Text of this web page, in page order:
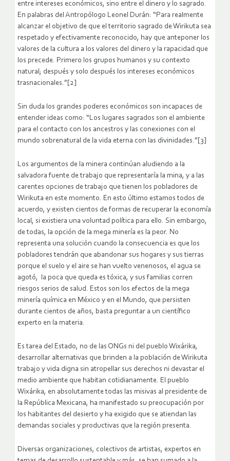
entre intereses económicos, sino entre el dinero y lo sagrado.
En palabras del Antropólogo Leonel Durán: “Para realmente
alcanzar el objetivo de que el territorio sagrado de Wirikuta sea
respetado y efectivamente reconocido, hay que anteponer los
valores de la cultura a los valores del dinero y la rapacidad que
los precede. Primero los grupos humanos y su contexto
natural; después y solo después los intereses económicos
trasnacionales.”[2]
Sin duda los grandes poderes económicos son incapaces de
entender ideas como: “Los lugares sagrados son el ambiente
para el contacto con los ancestros y las conexiones con el
mundo sobrenatural de la vida eterna con las divinidades.”[3]
Los argumentos de la minera continúan aludiendo a la
salvadora fuente de trabajo que representaría la mina, y a las
carentes opciones de trabajo que tienen los pobladores de
Wirikuta en este momento. En esto último estamos todos de
acuerdo, y existen cientos de formas de recuperar la economía
local, si existiera una voluntad política para ello. Sin embargo,
de todas, la opción de la mega minería es la peor. No
representa una solución cuando la consecuencia es que los
pobladores tendrán que abandonar sus hogares y sus tierras
porque el suelo y el aire se han vuelto venenosos, el agua se
agotó, la poca que queda es tóxica, y sus familias corren
riesgos serios de salud. Estos son los efectos de la mega
minería química en México y en el Mundo, que persisten
durante cientos de años, basta preguntar a un científico
experto en la materia.
Es tarea del Estado, no de las ONGs ni del pueblo Wixárika,
desarrollar alternativas que brinden a la población de Wirikuta
trabajo y vida digna sin atropellar sus derechos ni devastar el
medio ambiente que habitan cotidianamente. El pueblo
Wixárika, en absolutamente todas las misivas al presidente de
la República Mexicana, ha manifestado su preocupación por
los habitantes del desierto y ha exigido que se atiendan las
demandas sociales y productivas que la región presenta.
Diversas organizaciones, colectivos de artistas, expertos en